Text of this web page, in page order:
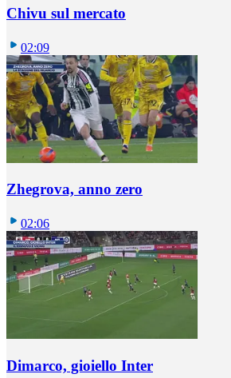
Chivu sul mercato
02:09
Zhegrova, anno zero
02:06
Dimarco, gioiello Inter